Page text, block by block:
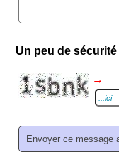
Un peu de sécurité
→